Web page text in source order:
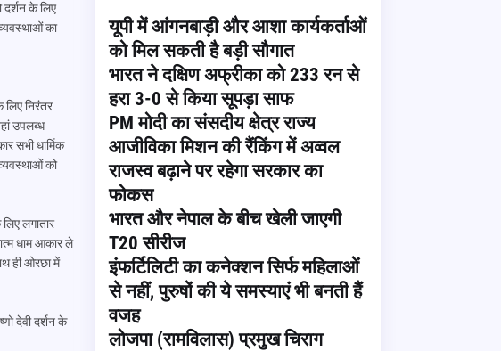
दर्शन के लिए
का
निरंतर
उपलब्ध
सभी धार्मिक
को
लगातार
धाम आकार ले
ही ओरछा में
देवी दर्शन के
यूपी में आंगनबाड़ी और आशा कार्यकर्ताओं
को मिल सकती है बड़ी सौगात
भारत ने दक्षिण अफ्रीका को 233 रन से
हरा 3-0 से किया सूपड़ा साफ
PM मोदी का संसदीय क्षेत्र राज्य
आजीविका मिशन की रैंकिंग में अव्वल
राजस्व बढ़ाने पर रहेगा सरकार का
फोकस
भारत और नेपाल के बीच खेली जाएगी
T20 सीरीज
इंफर्टिलिटी का कनेक्शन सिर्फ महिलाओं
से नहीं, पुरुषों की ये समस्याएं भी बनती हैं
वजह
लोजपा (रामविलास) प्रमुख चिराग